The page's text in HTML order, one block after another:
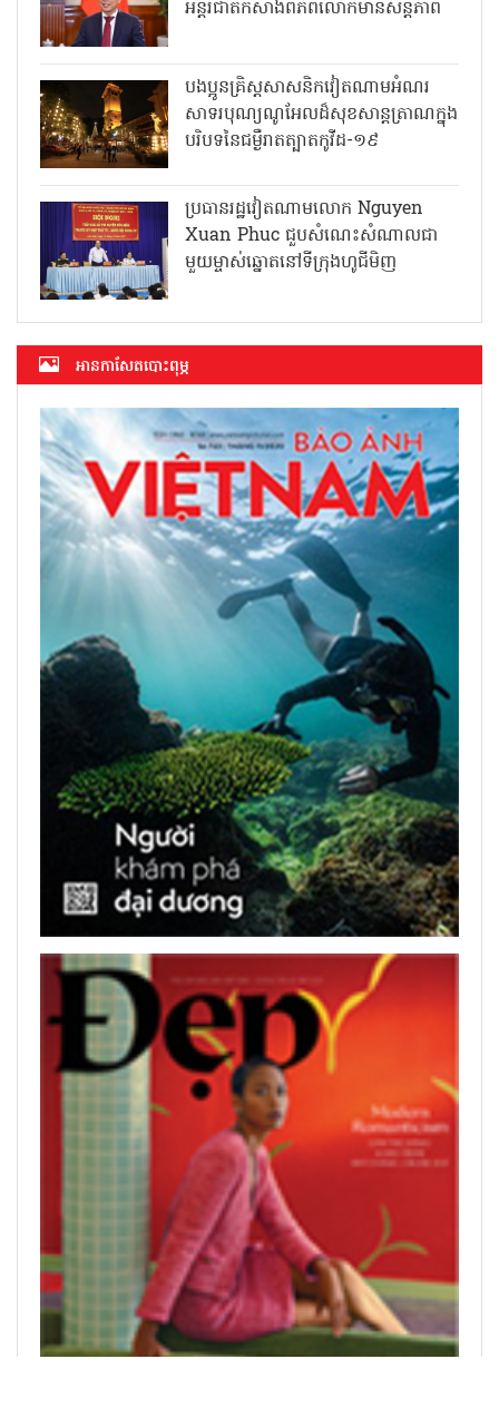
អន្តរជាតិកសាងពិភពលោកមានសន្តិភាព
បងប្អូនគ្រិស្តសាសនិកវៀតណាមអំណរ
សាទរបុណ្យណូអែលដ៏សុខសាន្តត្រាណក្នុង
បរិបទនៃជម្ងឺរាតត្បាតកូវីដ-១៩
ប្រធានរដ្ឋវៀតណាមលោក Nguyen
Xuan Phuc ជួបសំណេះសំណាលជា
មួយម្ចាស់ឆ្នោតនៅទីក្រុងហូជីមិញ
អាន​កាសែត​បោះពុម្ភ